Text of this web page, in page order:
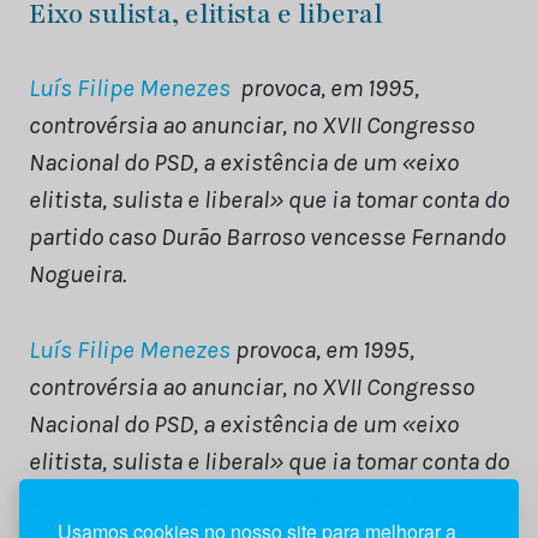
Usamos cookies no nosso site para melhorar a
Eixo sulista, elitista e liberal
Luís Filipe Menezes provoca, em 1995,
controvérsia ao anunciar, no XVII Congresso
Nacional do PSD, a existência de um «eixo
elitista, sulista e liberal» que ia tomar conta do
partido caso Durão Barroso vencesse Fernando
Nogueira.
Luís Filipe Menezes provoca, em 1995,
controvérsia ao anunciar, no XVII Congresso
Nacional do PSD, a existência de um «eixo
elitista, sulista e liberal» que ia tomar conta do